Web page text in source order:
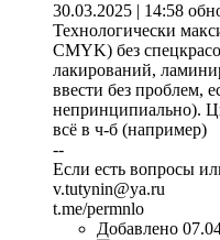
30.03.2025 | 14:58
Технологически
CMYK) без
лакирований,
ввести без проблем,
непринципиально).
всё в ч-б (например)
--
Если есть вопросы
v.tutynin@ya.ru
t.me/permnlo
Добавлено